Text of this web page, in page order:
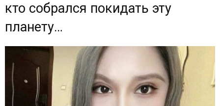
кто собрался покидать эту
планету…